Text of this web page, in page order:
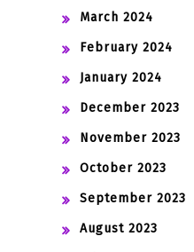
March 2024
February 2024
January 2024
December 2023
November 2023
October 2023
September 2023
August 2023